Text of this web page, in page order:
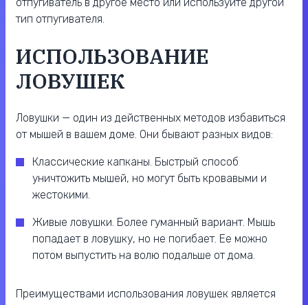
тип отпугивателя.
ИСПОЛЬЗОВАНИЕ
ЛОВУШЕК
Ловушки — один из действенных методов избавиться
от мышей в вашем доме. Они бывают разных видов:
Классические капканы. Быстрый способ
уничтожить мышей, но могут быть кровавыми и
жестокими.
Живые ловушки. Более гуманный вариант. Мышь
попадает в ловушку, но не погибает. Ее можно
потом выпустить на волю подальше от дома.
Преимуществами использования ловушек является